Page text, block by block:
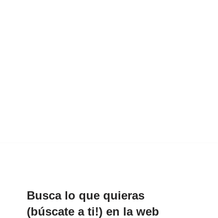
Busca lo que quieras
(búscate a ti!) en la web